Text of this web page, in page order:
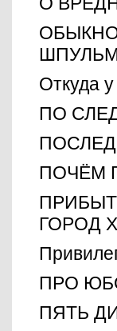
Откуда
ПО
ПОЧЁМ
ГОРОД
ПРО
ПЯТЬ